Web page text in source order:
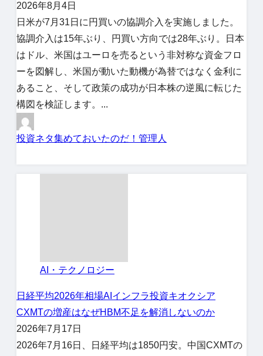
2026年8月4日
日米が7月31日に円買いの協調介入を実施しました。
協調介入は15年ぶり、円買い方向では28年ぶり。日本
はドル、米国はユーロを売るという非対称な資金フロ
ーを図解し、米国が動いた動機が為替ではなく金利に
あること、そして政策の成功が日本株の逆風に転じた
構図を検証します。...
投資ネタ集めておいたのだ！管理人
AI・テクノロジー
日経平均2026年相場AIインフラ投資キオクシア
CXMTの増産はなぜHBM不足を解消しないのか
2026年7月17日
2026年7月16日、日経平均は1850円安。中国CXMTの